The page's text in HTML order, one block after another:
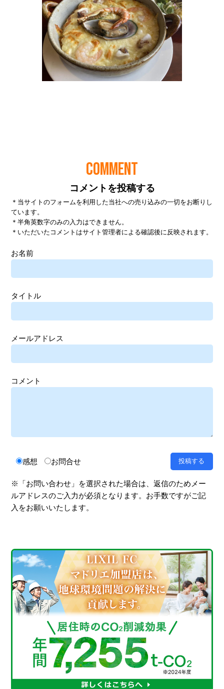
COMMENT
コメントを投稿する
＊当サイトのフォームを利用した当社への売り込みの一切をお断りし
ています。
＊半角英数字のみの入力はできません。
＊いただいたコメントはサイト管理者による確認後に反映されます。
お名前
タイトル
メールアドレス
コメント
感想 お問合せ
※「お問い合わせ」を選択された場合は、返信のためメー
ルアドレスのご入力が必須となります。お手数ですがご記
入をお願いいたします。